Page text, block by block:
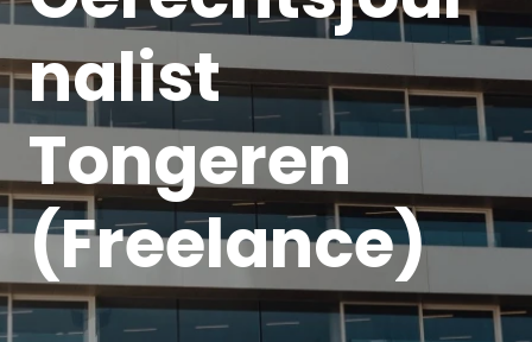
nalist
Tongeren
(Freelance)